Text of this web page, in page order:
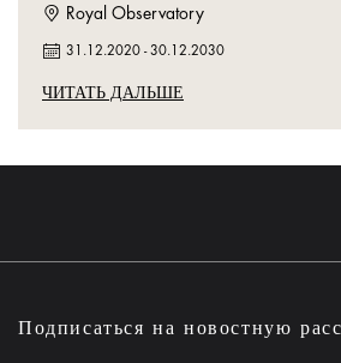
Royal Observatory
31.12.2020 -30.12.2030
ЧИТАТЬ ДАЛЬШЕ
Подписаться на новостную